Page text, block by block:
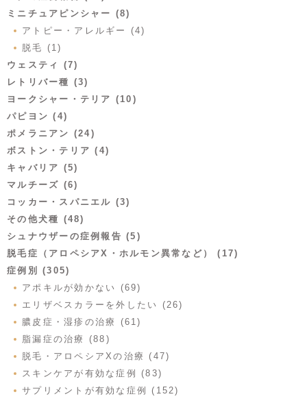
ミニチュアピンシャー (8)
アトピー・アレルギー (4)
脱毛 (1)
ウェスティ (7)
レトリバー種 (3)
ヨークシャー・テリア (10)
パピヨン (4)
ポメラニアン (24)
ボストン・テリア (4)
キャバリア (5)
マルチーズ (6)
コッカー・スパニエル (3)
その他犬種 (48)
シュナウザーの症例報告 (5)
脱毛症（アロペシアX・ホルモン異常など） (17)
症例別 (305)
アポキルが効かない (69)
エリザベスカラーを外したい (26)
膿皮症・湿疹の治療 (61)
脂漏症の治療 (88)
脱毛・アロペシアXの治療 (47)
スキンケアが有効な症例 (83)
サプリメントが有効な症例 (152)